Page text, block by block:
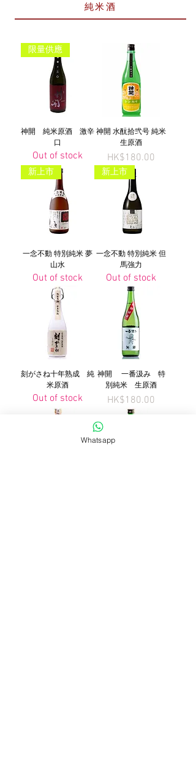
純米酒
限量供應
神開 純米原酒 激辛
口
Out of stock
神開 水酛拾弐号 純米
生原酒
Price
HK$180.00
新上市
一念不動 特別純米 夢
山水
Out of stock
新上市
一念不動 特別純米 但
馬強力
Out of stock
刻がさね十年熟成 純
米原酒
Out of stock
神開 一番汲み 特
別純米 生原酒
Price
HK$180.00
Whatsapp